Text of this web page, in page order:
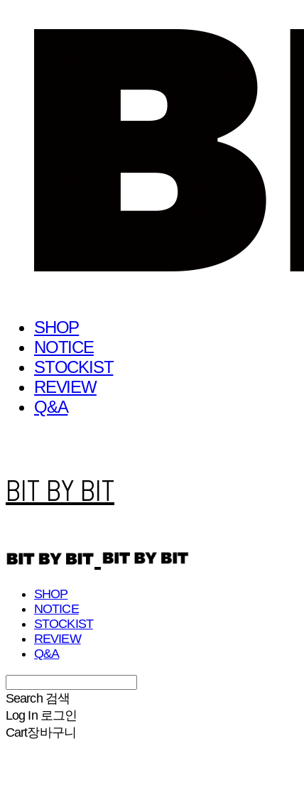
SHOP
NOTICE
STOCKIST
REVIEW
Q&A
BIT BY BIT
SHOP
NOTICE
STOCKIST
REVIEW
Q&A
Search 검색
Log In 로그인
Cart장바구니